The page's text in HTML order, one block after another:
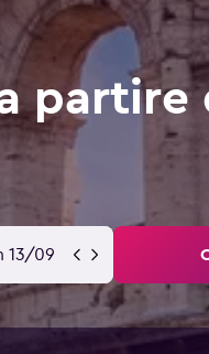
partire
13/09